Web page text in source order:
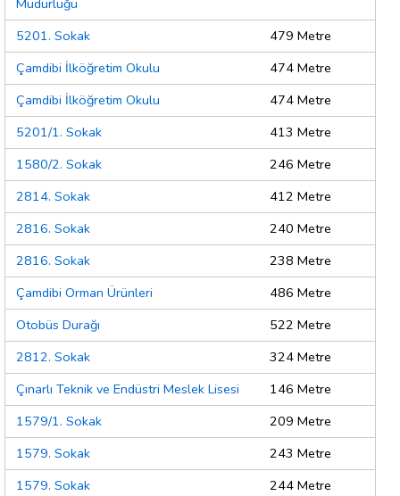
Müdürlüğü
5201. Sokak
479 Metre
Çamdibi İlköğretim Okulu
474 Metre
Çamdibi İlköğretim Okulu
474 Metre
5201/1. Sokak
413 Metre
1580/2. Sokak
246 Metre
2814. Sokak
412 Metre
2816. Sokak
240 Metre
2816. Sokak
238 Metre
Çamdibi Orman Ürünleri
486 Metre
Otobüs Durağı
522 Metre
2812. Sokak
324 Metre
Çınarlı Teknik ve Endüstri Meslek Lisesi
146 Metre
1579/1. Sokak
209 Metre
1579. Sokak
243 Metre
1579. Sokak
244 Metre